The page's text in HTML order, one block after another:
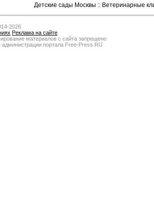
Детские сады Москвы :: Ветеринарные
2026
Реклама на сайте
материалов с сайта запрещено
администрации портала Free-Press.RU